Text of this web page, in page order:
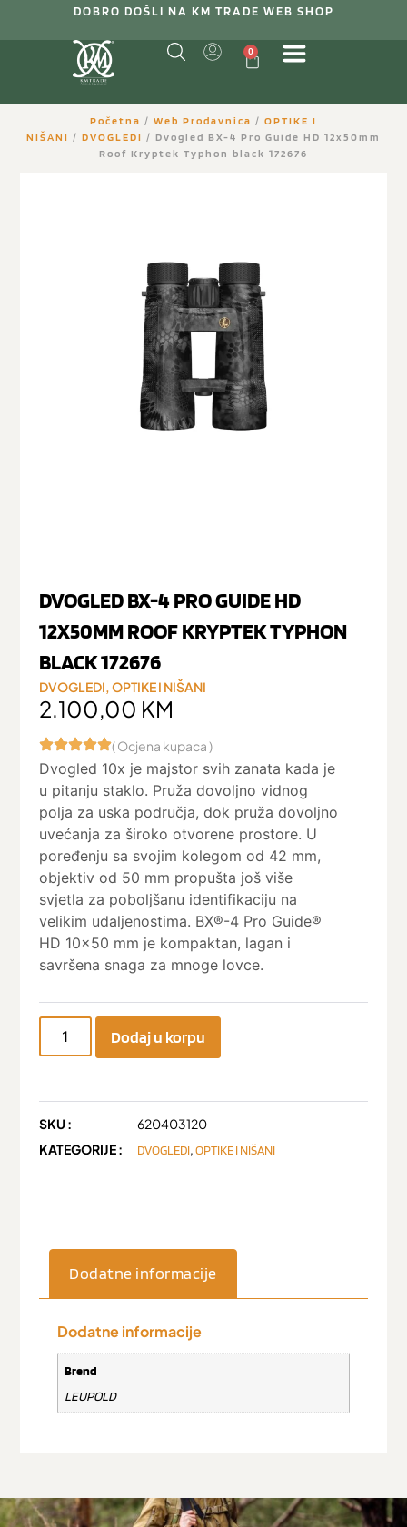
DOBRO DOŠLI NA KM TRADE WEB SHOP
0
Početna / Web Prodavnica / OPTIKE I
NIŠANI / DVOGLEDI / Dvogled BX-4 Pro Guide HD 12x50mm
Roof Kryptek Typhon black 172676
DVOGLED BX-4 PRO GUIDE HD
12X50MM ROOF KRYPTEK TYPHON
BLACK 172676
DVOGLEDI,OPTIKE I NIŠANI
2.100,00 KM
( Ocjena kupaca )
Dvogled 10x je majstor svih zanata kada je
u pitanju staklo. Pruža dovoljno vidnog
polja za uska područja, dok pruža dovoljno
uvećanja za široko otvorene prostore. U
poređenju sa svojim kolegom od 42 mm,
objektiv od 50 mm propušta još više
svjetla za poboljšanu identifikaciju na
velikim udaljenostima. BX®-4 Pro Guide®
HD 10×50 mm je kompaktan, lagan i
savršena snaga za mnoge lovce.
Dodaj u korpu
SKU :
620403120
KATEGORIJE :
DVOGLEDI,OPTIKE I NIŠANI
Dodatne informacije
Dodatne informacije
Brend
LEUPOLD